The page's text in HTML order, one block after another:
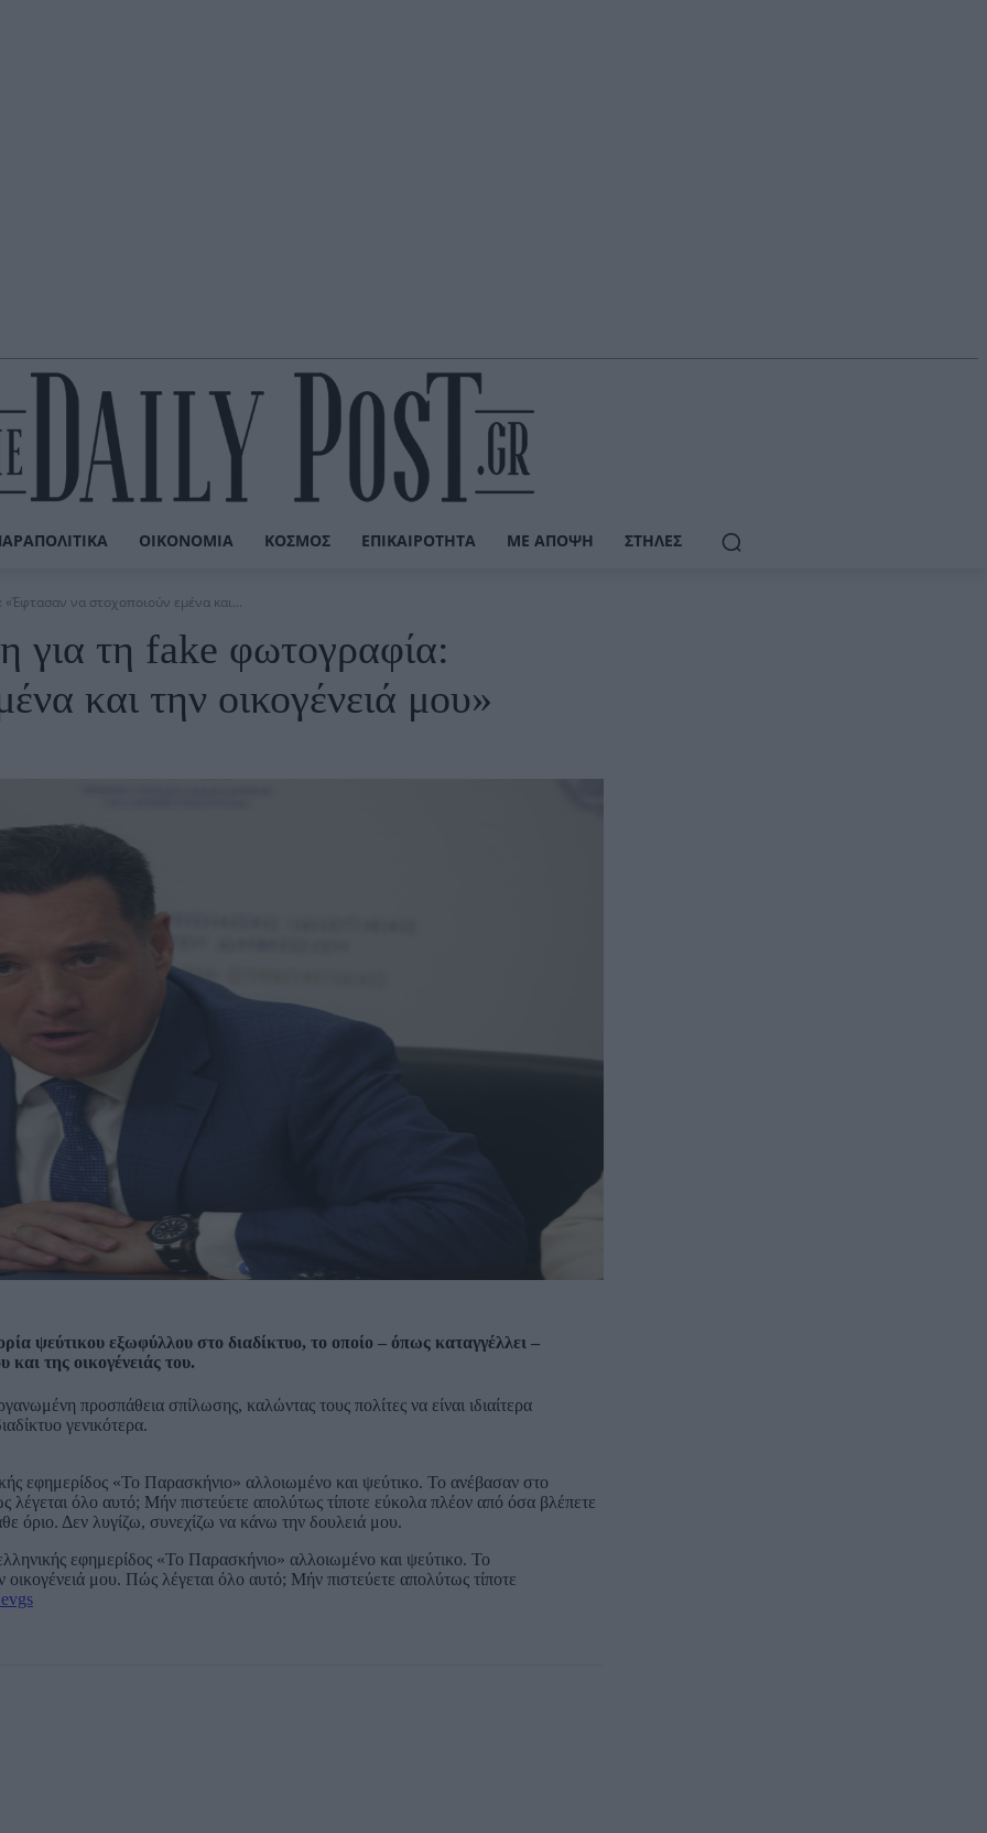
ΟΙΚΟΝΟΜΊΑ ΚΌΣΜΟΣ ΕΠΙΚΑΙΡΌΤΗΤΑ ΜΕ ΆΠΟΨΗ ΣΤΉΛΕΣ
να στοχοποιούν εμένα και...
για τη fake φωτογραφία:
και την οικογένειά μου»
ψεύτικου εξωφύλλου στο διαδίκτυο, το οποίο – όπως καταγγέλλει –
και της οικογένειάς του.
προσπάθεια σπίλωσης, καλώντας τους πολίτες να είναι ιδιαίτερα
γενικότερα.
εφημερίδος «Το Παρασκήνιο» αλλοιωμένο και ψεύτικο. Το ανέβασαν στο
λέγεται όλο αυτό; Μήν πιστεύετε απολύτως τίποτε εύκολα πλέον από όσα βλέπετε
όριο. Δεν λυγίζω, συνεχίζω να κάνω την δουλειά μου.
εφημερίδος «Το Παρασκήνιο» αλλοιωμένο και ψεύτικο. Το
οικογένειά μου. Πώς λέγεται όλο αυτό; Μήν πιστεύετε απολύτως τίποτε